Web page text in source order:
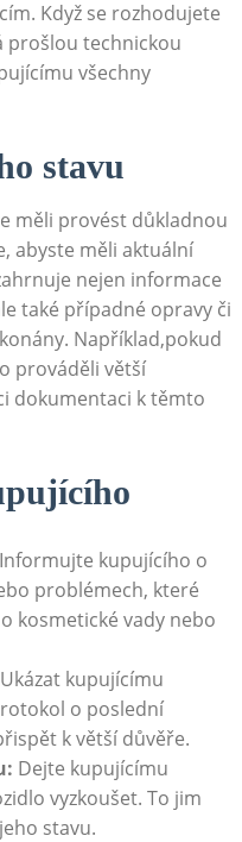
Když se rozhodujete
prošlou technickou
všechny
stavu
měli provést důkladnou
abyste měli aktuální
nejen informace
také případné opravy či
Například,pokud
prováděli větší
dokumentaci k těmto
Informujte kupujícího o
problémech, které
kosmetické vady nebo
Ukázat kupujícímu
o poslední
k větší důvěře.
Dejte kupujícímu
vyzkoušet. To jim
stavu.